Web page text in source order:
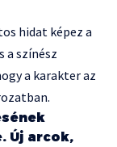
hidat képez a
a színész
a karakter az
Új arcok,